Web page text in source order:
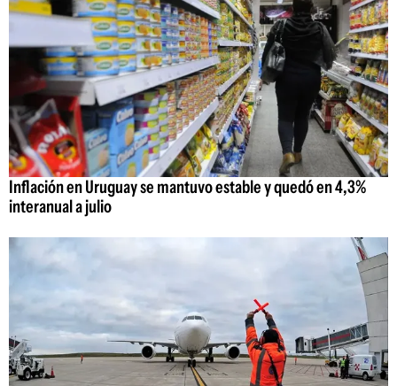
Inflación en Uruguay se mantuvo estable y quedó en 4,3%
interanual a julio